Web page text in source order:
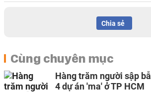
Chia sẻ
Cùng chuyên mục
Hàng trăm người sập
4 dự án 'ma' ở TP HCM